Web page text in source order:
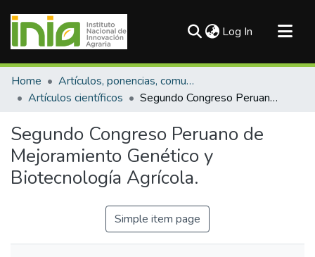
Log In (current)
Communities & Collections
All of DSpace
Home
Artículos, ponencias, comunicaciones en congresos
Artículos científicos
Segundo Congreso Peruano de Mejoramiento Genético y Biotecnología Agrícola.
Segundo Congreso Peruano de
Mejoramiento Genético y
Biotecnología Agrícola.
Simple item page